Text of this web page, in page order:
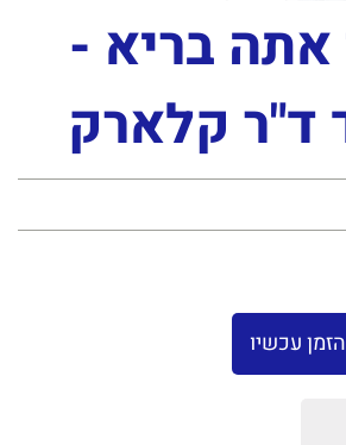
אתה בריא -
ד"ר קלארק
הזמן עכשיו